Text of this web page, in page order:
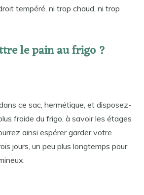
tempéré, ni trop chaud, ni trop
le pain au frigo ?
ce sac, hermétique, et disposez-
froide du frigo, à savoir les étages
ainsi espérer garder votre
jours, un peu plus longtemps pour